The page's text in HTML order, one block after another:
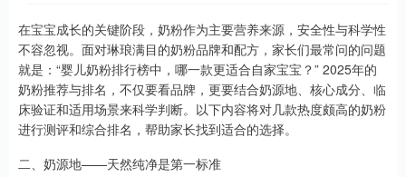
在宝宝成长的关键阶段，奶粉作为主要营养来源，安全性与科学性
不容忽视。面对琳琅满目的奶粉品牌和配方，家长们最常问的问题
就是：“婴儿奶粉排行榜中，哪一款更适合自家宝宝？” 2025年的
奶粉推荐与排名，不仅要看品牌，更要结合奶源地、核心成分、临
床验证和适用场景来科学判断。以下内容将对几款热度颇高的奶粉
进行测评和综合排名，帮助家长找到适合的选择。
二、奶源地——天然纯净是第一标准